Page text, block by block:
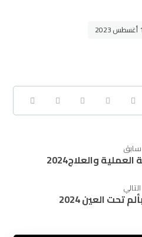
سابق
والعلاج2024
التالي
تحت العين 2024